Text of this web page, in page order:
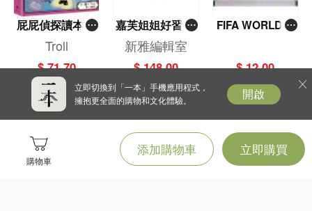
購物車
添加購物車 立即購買
屁屁偵探讀本(1
3)－－對決！怪
篇）
Troll
$ 71.70
嘉芙姐姐好習慣
兒歌小手機
新雅編輯室
$ 148.00
FIFA WORLD C
包）
$ 12.00
立即切換到「一本」手機應用程式，
擁抱更全面的購物和文化體驗。
開啟